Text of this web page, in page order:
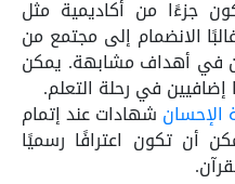
جزءًا من أكاديمية مثل
الانضمام إلى مجتمع من
في أهداف مشابهة. يمكن
في رحلة التعلم.
الإحسان شهادات عند إتمام
أن تكون اعترافًا رسميًا